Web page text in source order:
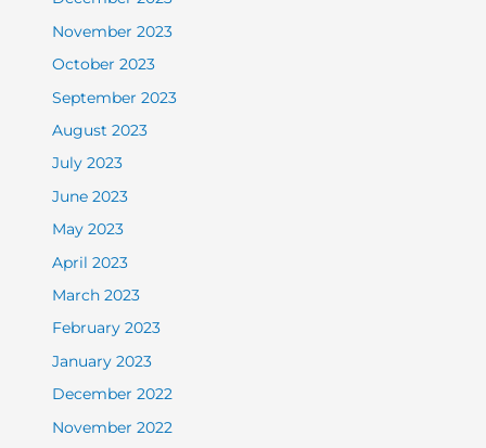
November 2023
October 2023
September 2023
August 2023
July 2023
June 2023
May 2023
April 2023
March 2023
February 2023
January 2023
December 2022
November 2022